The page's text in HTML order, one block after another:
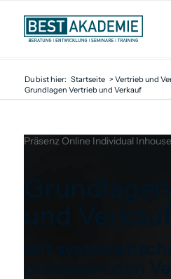
Du bist hier: Startseite > Vertrieb und
Grundlagen Vertrieb und Verkauf
Präsenz Online Individual Inhouse
Mit
prozessen den